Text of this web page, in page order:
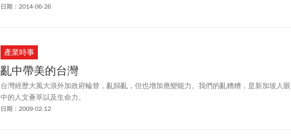
貴婦的韻味與特色，讓人流連忘返。
日期：2014-06-26
產業時事
亂中帶美的台灣
台灣經歷大風大浪外加政府輪替，亂歸亂，但也增加應變能力。我們的亂糟糟，是新加坡人眼
中的人文薈萃以及生命力。
日期：2009-02-12